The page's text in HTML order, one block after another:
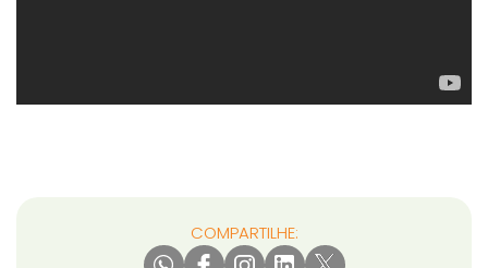
COMPARTILHE: